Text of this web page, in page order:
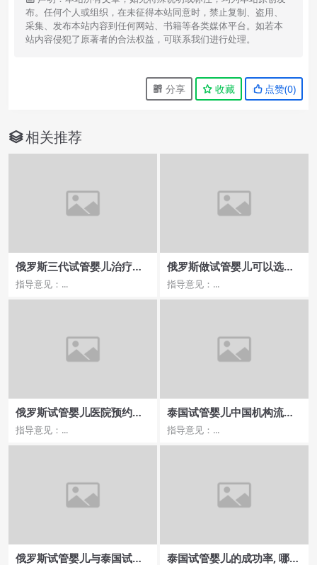
布。任何个人或组织，在未征得本站同意时，禁止复制、盗用、
采集、发布本站内容到任何网站、书籍等各类媒体平台。如若本
站内容侵犯了原著者的合法权益，可联系我们进行处理。
分享 收藏 点赞(0)
相关推荐
俄罗斯三代试管婴儿治疗费
用及时间成本分析
指导意见：...
俄罗斯做试管婴儿可以选择
长相吗,选择中介的利弊分
析？
指导意见：...
俄罗斯试管婴儿医院预约费
用多少？
指导意见：...
泰国试管婴儿中国机构流程
全解：医院选择与价钱分析
指导意见：...
俄罗斯试管婴儿与泰国试管
泰国试管婴儿的成功率, 哪家